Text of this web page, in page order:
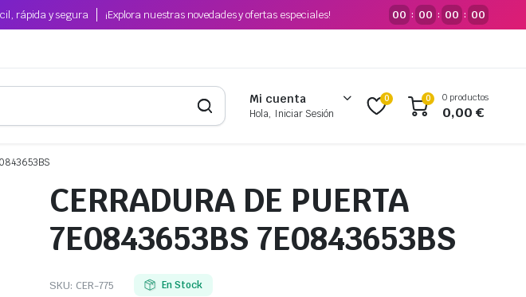
rápida y segura ¡Explora nuestras novedades y ofertas especiales! 00 : 00 : 00 : 00
Mi cuenta
Hola, Iniciar Sesión
0 0 0 productos
0,00€
CERRADURA DE PUERTA
7E0843653BS 7E0843653BS
SKU: CER-775 En Stock